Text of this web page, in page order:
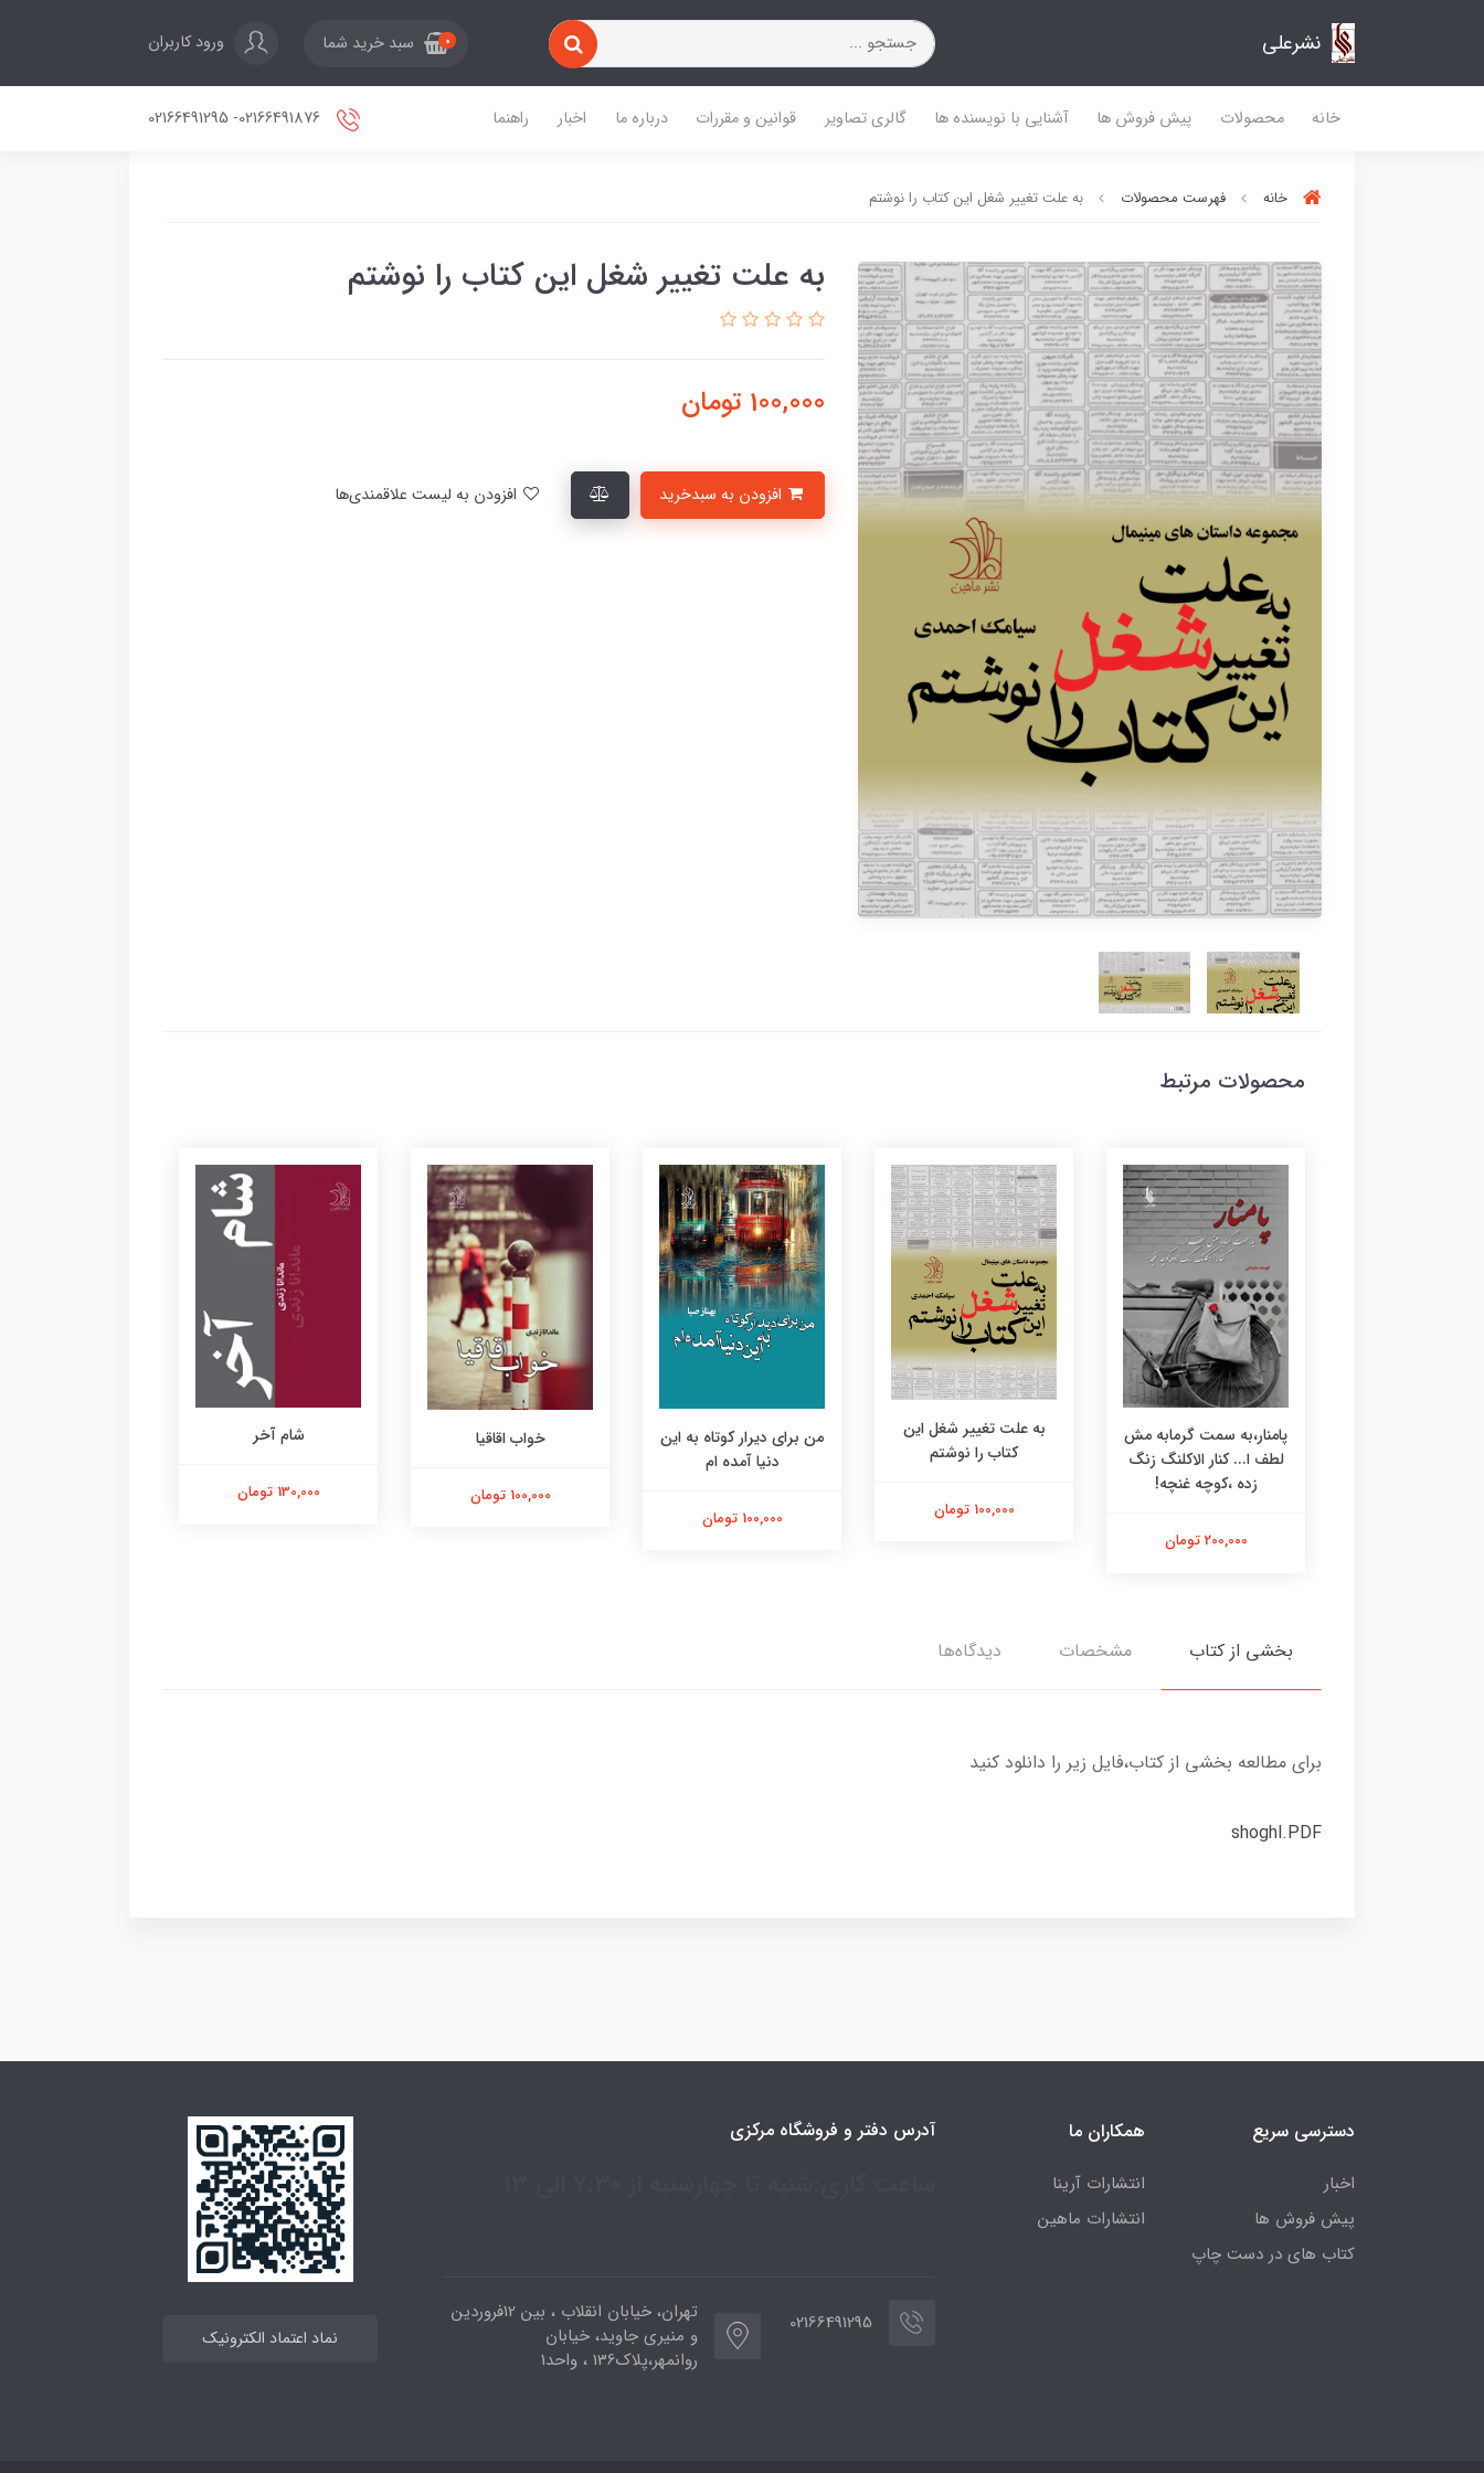
نشرعلی 0 سبد خرید شما ورود کاربران
خانه محصولات پیش فروش ها آشنایی با نویسنده ها گالری تصاویر قوانین و مقررات درباره ما اخبار راهنما
خانه فهرست محصولات به علت تغییر شغل این کتاب را نوشتم
به علت تغییر شغل این کتاب را نوشتم
100,000 تومان
محصولات مرتبط
پامنار،به سمت گرمابه مش
لطف ا... کنار الاکلنگ زنگ
زده ،کوچه غنچه!
200,000 تومان
به علت تغییر شغل این
کتاب را نوشتم
100,000 تومان
من برای دیرار کوتاه به این
دنیا آمده ام
100,000 تومان
خواب اقاقیا
100,000 تومان
شام آخر
130,000 تومان
بخشی از کتاب مشخصات دیدگاه‌ها
برای مطالعه بخشی از کتاب،فایل زیر را دانلود کنید
shoghl.PDF
دسترسی سریع
اخبار
پیش فروش ها
کتاب های در دست چاپ
همکاران ما
انتشارات آرینا
انتشارات ماهین
آدرس دفتر و فروشگاه مرکزی
02166491295
تهران، خیابان انقلاب ، بین 12فروردین
و منیری جاوید، خیابان
روانمهر،پلاک136 ، واحد1
نماد اعتماد الکترونیک